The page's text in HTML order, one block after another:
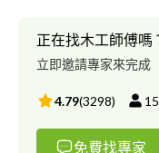
固500天/售後服務無限期
正在找木工師傅嗎
立即邀請專家來完成
4.79(3298)
免費找專家